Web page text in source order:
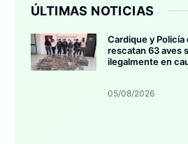
ÚLTIMAS NOTICIAS
Cardique y Policía
rescatan 63 aves
ilegalmente en
05/08/2026